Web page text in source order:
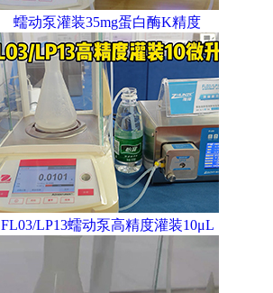
蠕动泵灌装35mg蛋白酶K精度
FL03/LP13蠕动泵高精度灌装10μL